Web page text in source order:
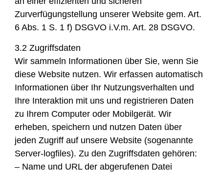
Zurverfügungstellung unserer Website gem. Art.
6 Abs. 1 S. 1 f) DSGVO i.V.m. Art. 28 DSGVO.
3.2 Zugriffsdaten
Wir sammeln Informationen über Sie, wenn Sie
diese Website nutzen. Wir erfassen automatisch
Informationen über Ihr Nutzungsverhalten und
Ihre Interaktion mit uns und registrieren Daten
zu Ihrem Computer oder Mobilgerät. Wir
erheben, speichern und nutzen Daten über
jeden Zugriff auf unsere Website (sogenannte
Server-logfiles). Zu den Zugriffsdaten gehören:
– Name und URL der abgerufenen Datei